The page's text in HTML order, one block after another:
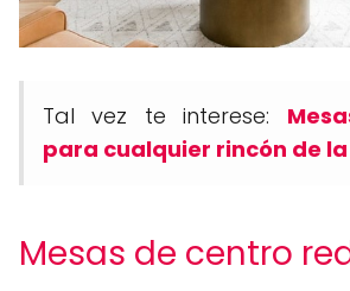
Tal vez te interese:
para cualquier rincón de
Mesas de centro